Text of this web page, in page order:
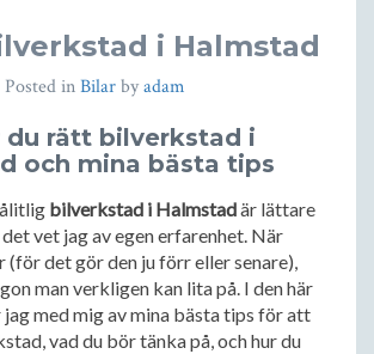
i Halmstad
Posted inBilarbyadam
du rätt bilverkstad i
och mina bästa tips
bilverkstad i Halmstadär lättare
vet jag av egen erfarenhet. När
(för det gör den ju förr eller senare),
man verkligen kan lita på. I den här
med mig av mina bästa tips för att
vad du bör tänka på, och hur du